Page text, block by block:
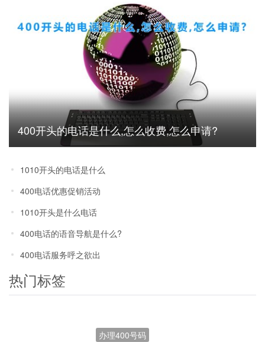
400开头的电话是什么,怎么收费,怎么申请?
1010开头的电话是什么
400电话优惠促销活动
1010开头是什么电话
400电话的语音导航是什么?
400电话服务呼之欲出
热门标签
办理400号码